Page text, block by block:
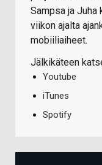
Sampsa ja Juha
viikon ajalta
mobiiliaiheet.
Jälkikäteen
Youtube
iTunes
Spotify